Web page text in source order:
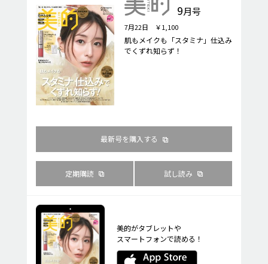
9月号
7月22日 ￥1,100
肌もメイクも「スタミナ」仕込み
でくずれ知らず！
最新号を購入する
定期購読 試し読み
美的がタブレットや
スマートフォンで読める！